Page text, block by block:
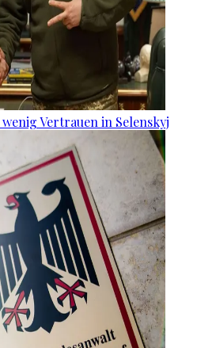
Vertrauen in Selenskyj